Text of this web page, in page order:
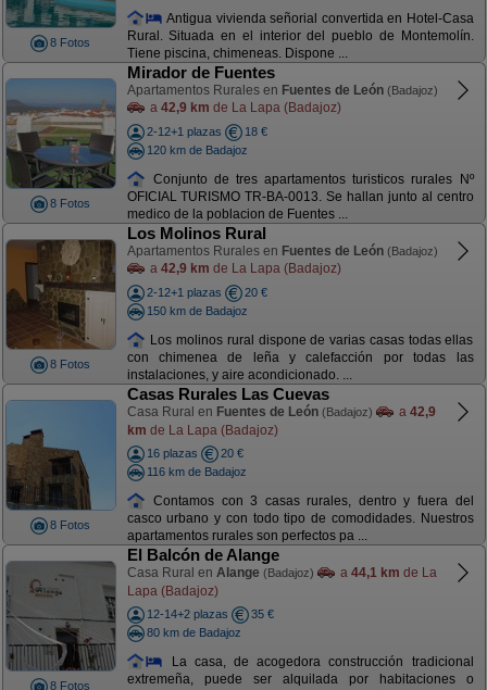
8 Fotos
Antigua vivienda señorial convertida en Hotel-Casa
Rural. Situada en el interior del pueblo de Montemolín.
Tiene piscina, chimeneas. Dispone ...
8 Fotos
Mirador de Fuentes
Apartamentos Rurales en Fuentes de León (Badajoz)
a 42,9 km de La Lapa (Badajoz)
2-12+1 plazas
18 €
120 km de Badajoz
Conjunto de tres apartamentos turisticos rurales Nº
OFICIAL TURISMO TR-BA-0013. Se hallan junto al centro
medico de la poblacion de Fuentes ...
8 Fotos
Los Molinos Rural
Apartamentos Rurales en Fuentes de León (Badajoz)
a 42,9 km de La Lapa (Badajoz)
2-12+1 plazas
20 €
150 km de Badajoz
Los molinos rural dispone de varias casas todas ellas
con chimenea de leña y calefacción por todas las
instalaciones, y aire acondicionado. ...
8 Fotos
Casas Rurales Las Cuevas
Casa Rural en Fuentes de León (Badajoz) a 42,9
km de La Lapa (Badajoz)
16 plazas
20 €
116 km de Badajoz
Contamos con 3 casas rurales, dentro y fuera del
casco urbano y con todo tipo de comodidades. Nuestros
apartamentos rurales son perfectos pa ...
8 Fotos
El Balcón de Alange
Casa Rural en Alange (Badajoz) a 44,1 km de La
Lapa (Badajoz)
12-14+2 plazas
35 €
80 km de Badajoz
La casa, de acogedora construcción tradicional
extremeña, puede ser alquilada por habitaciones o